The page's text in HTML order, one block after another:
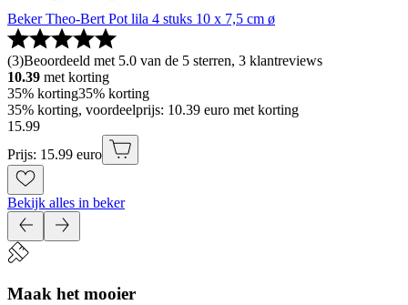
Beker Theo-Bert Pot lila 4 stuks 10 x 7,5 cm ø
(3)Beoordeeld met 5.0 van de 5 sterren, 3 klantreviews
10.39 met korting
35% korting35% korting
35% korting, voordeelprijs: 10.39 euro met korting
15.99
Prijs: 15.99 euro
Bekijk alles in beker
Maak het mooier